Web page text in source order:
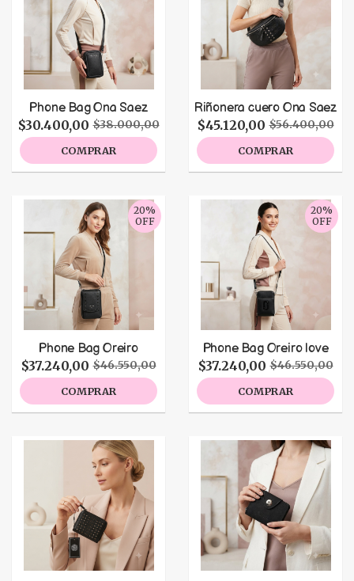
Phone Bag Ona Saez
$30.400,00 $38.000,00
COMPRAR
Riñonera cuero Ona Saez
$45.120,00 $56.400,00
COMPRAR
20%
OFF
Phone Bag Oreiro
$37.240,00 $46.550,00
COMPRAR
20%
OFF
Phone Bag Oreiro love
$37.240,00 $46.550,00
COMPRAR